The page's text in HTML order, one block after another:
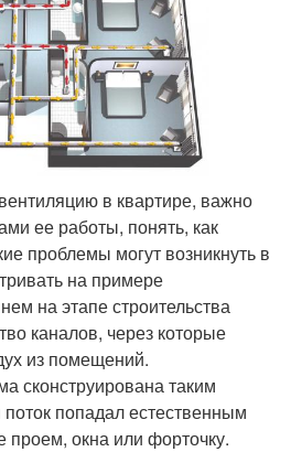
в квартире, важно
ее работы, понять, как
проблемы могут возникнуть в
на примере
на этапе строительства
каналов, через которые
из помещений.
сконструирована таким
попадал естественным
окна или форточку.